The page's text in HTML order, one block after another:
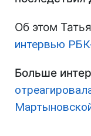
Об этом
интервью
Больше